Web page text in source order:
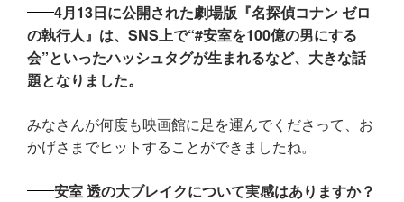
4月13日に公開された劇場版『名探偵コナン ゼロ
の執行人』は、SNS上で“#安室を100億の男にする
会”といったハッシュタグが生まれるなど、大きな話
題となりました。
みなさんが何度も映画館に足を運んでくださって、お
かげさまでヒットすることができましたね。
安室 透の大ブレイクについて実感はありますか？